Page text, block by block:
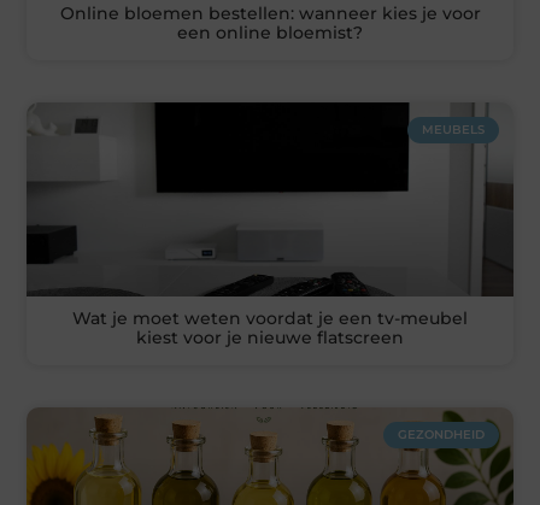
Online bloemen bestellen: wanneer kies je voor
een online bloemist?
MEUBELS
Wat je moet weten voordat je een tv-meubel
kiest voor je nieuwe flatscreen
GEZONDHEID